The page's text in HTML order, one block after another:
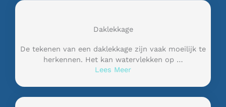
Daklekkage
De tekenen van een daklekkage zijn vaak moeilijk te
herkennen. Het kan watervlekken op …
Lees Meer